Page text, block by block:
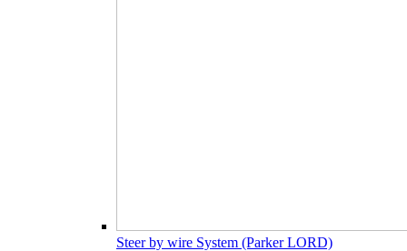
Steer by wire System (Parker LORD)